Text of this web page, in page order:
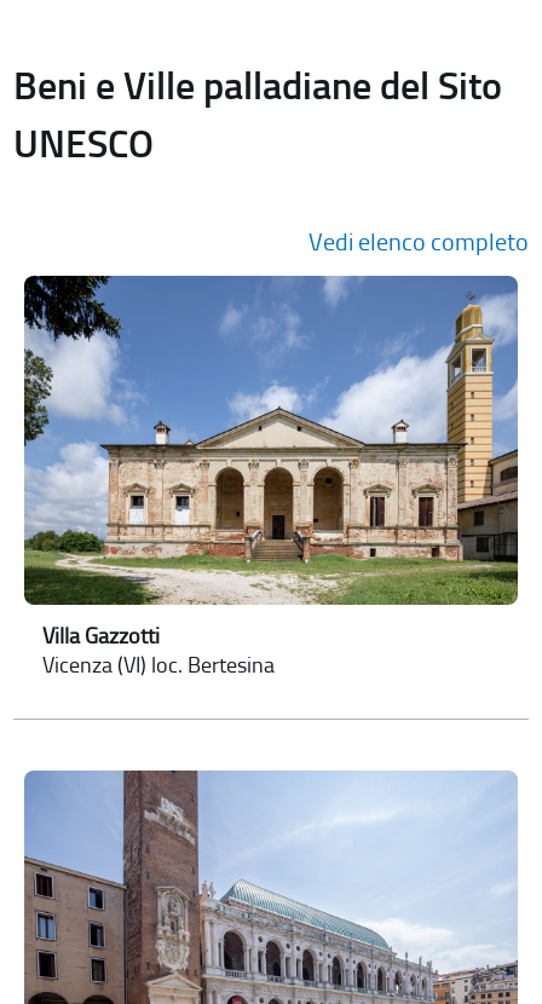
Beni e Ville palladiane del Sito
UNESCO
Vedi elenco completo
Villa Gazzotti
Vicenza (VI) loc. Bertesina